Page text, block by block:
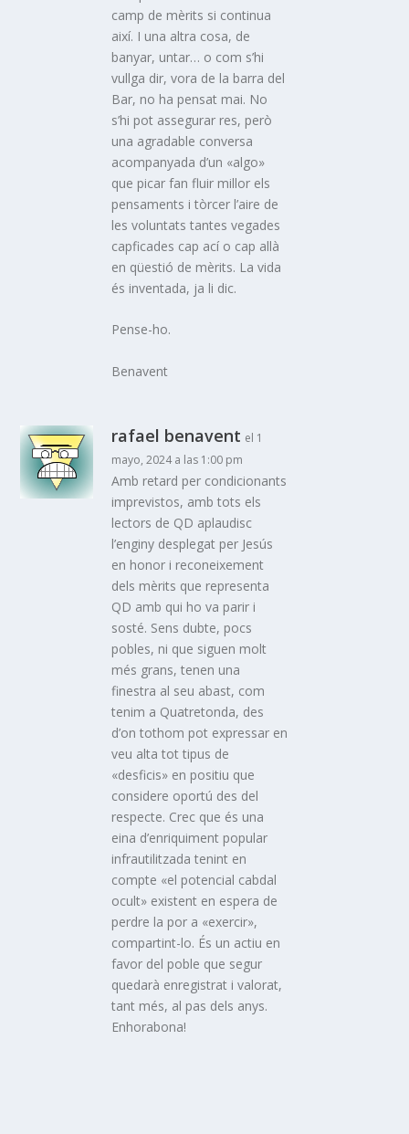
camp de mèrits si continua
així. I una altra cosa, de
banyar, untar… o com s’hi
vullga dir, vora de la barra del
Bar, no ha pensat mai. No
s’hi pot assegurar res, però
una agradable conversa
acompanyada d’un «algo»
que picar fan fluir millor els
pensaments i tòrcer l’aire de
les voluntats tantes vegades
capficades cap ací o cap allà
en qüestió de mèrits. La vida
és inventada, ja li dic.
Pense-ho.
Benavent
rafael benavent el 1
mayo, 2024 a las 1:00 pm
Amb retard per condicionants
imprevistos, amb tots els
lectors de QD aplaudisc
l’enginy desplegat per Jesús
en honor i reconeixement
dels mèrits que representa
QD amb qui ho va parir i
sosté. Sens dubte, pocs
pobles, ni que siguen molt
més grans, tenen una
finestra al seu abast, com
tenim a Quatretonda, des
d’on tothom pot expressar en
veu alta tot tipus de
«desficis» en positiu que
considere oportú des del
respecte. Crec que és una
eina d’enriquiment popular
infrautilitzada tenint en
compte «el potencial cabdal
ocult» existent en espera de
perdre la por a «exercir»,
compartint-lo. És un actiu en
favor del poble que segur
quedarà enregistrat i valorat,
tant més, al pas dels anys.
Enhorabona!